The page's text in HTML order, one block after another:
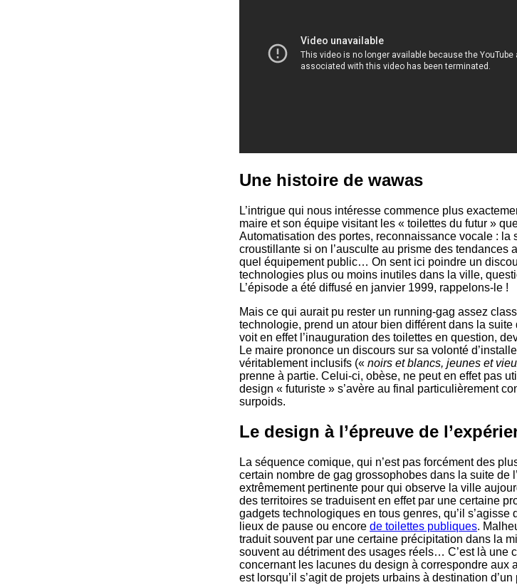
Une histoire de wawas
L’intrigue qui nous intéresse commence plus
maire et son équipe visitant les « toilettes du futur »
Automatisation des portes, reconnaissance vocale : la
croustillante si on l’ausculte au prisme des tendances
quel équipement public… On sent ici poindre un
technologies plus ou moins inutiles dans la ville,
L’épisode a été diffusé en janvier 1999, rappelons-le !
Mais ce qui aurait pu rester un running-gag assez
technologie, prend un atour bien différent dans la suite
voit en effet l’inauguration des toilettes en question,
Le maire prononce un discours sur sa volonté
véritablement inclusifs (« noirs et blancs, jeunes et
prenne à partie. Celui-ci, obèse, ne peut en effet pas
design « futuriste » s’avère au final particulièrement
surpoids.
Le design à l’épreuve de
La séquence comique, qui n’est pas forcément des
certain nombre de gag grossophobes dans la suite de
extrêmement pertinente pour qui observe la ville
des territoires se traduisent en effet par une certaine
gadgets technologiques en tous genres, qu’il s’agisse
lieux de pause ou encore de toilettes publiques.
traduit souvent par une certaine précipitation dans la
souvent au détriment des usages réels… C’est là une
concernant les lacunes du design à correspondre aux
est lorsqu’il s’agit de projets urbains à destination